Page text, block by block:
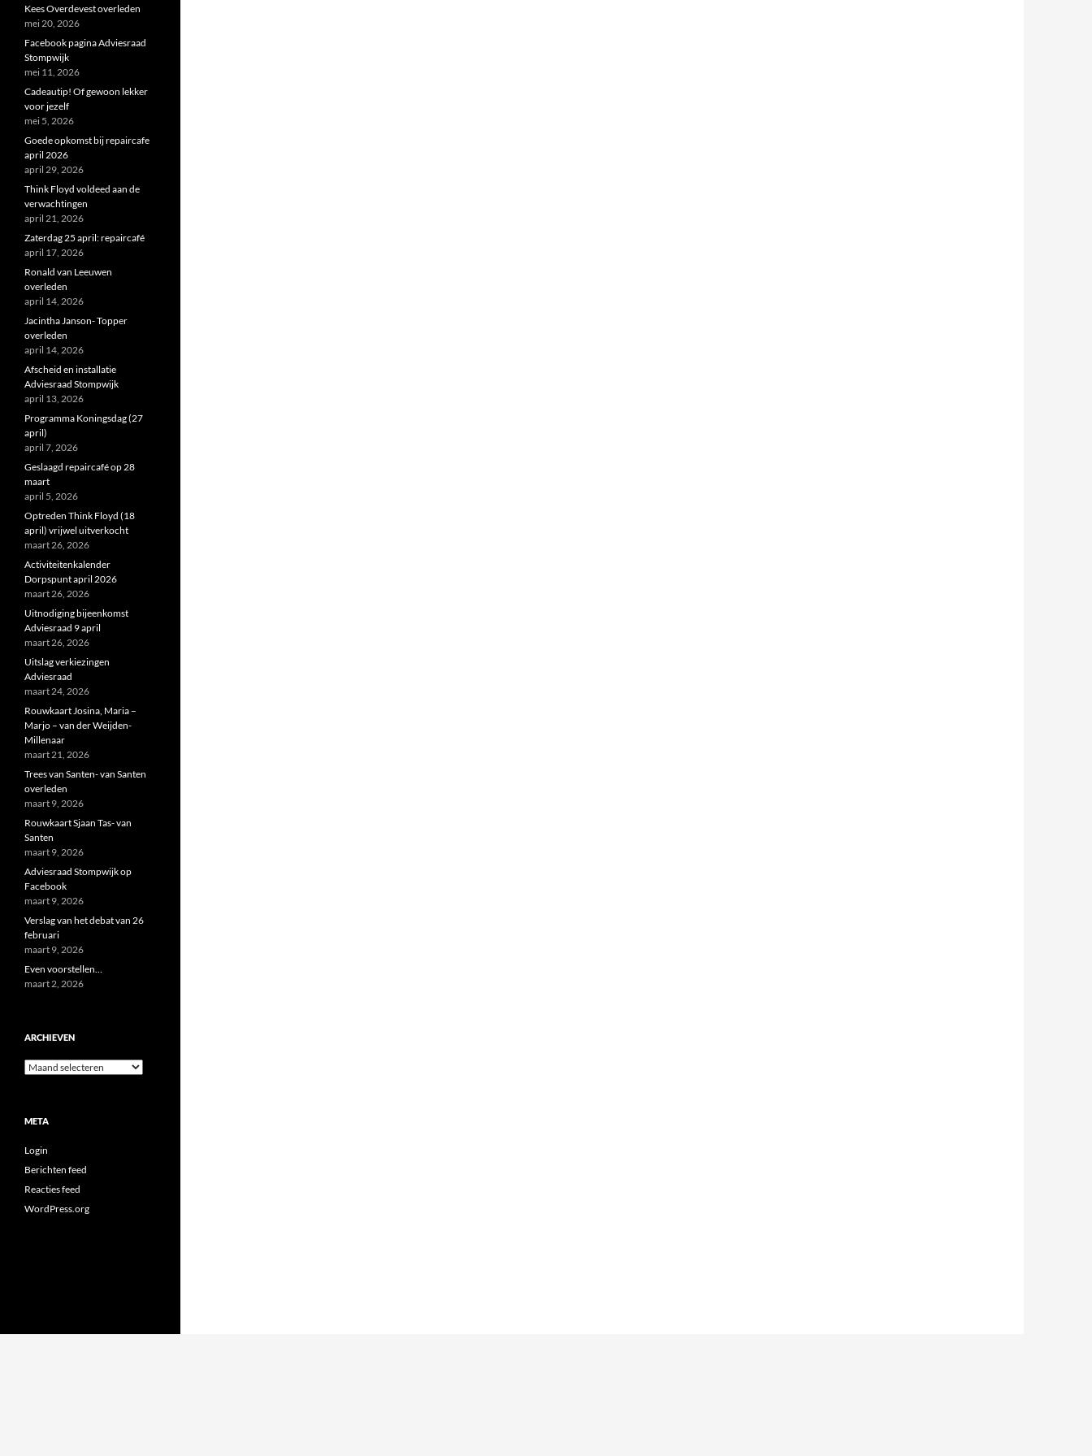
Kees Overdevest overleden
mei 20, 2026
Facebook pagina Adviesraad
Stompwijk
mei 11, 2026
Cadeautip! Of gewoon lekker
voor jezelf
mei 5, 2026
Goede opkomst bij repaircafe
april 2026
april 29, 2026
Think Floyd voldeed aan de
verwachtingen
april 21, 2026
Zaterdag 25 april: repaircafé
april 17, 2026
Ronald van Leeuwen
overleden
april 14, 2026
Jacintha Janson- Topper
overleden
april 14, 2026
Afscheid en installatie
Adviesraad Stompwijk
april 13, 2026
Programma Koningsdag (27
april)
april 7, 2026
Geslaagd repaircafé op 28
maart
april 5, 2026
Optreden Think Floyd (18
april) vrijwel uitverkocht
maart 26, 2026
Activiteitenkalender
Dorpspunt april 2026
maart 26, 2026
Uitnodiging bijeenkomst
Adviesraad 9 april
maart 26, 2026
Uitslag verkiezingen
Adviesraad
maart 24, 2026
Rouwkaart Josina, Maria –
Marjo – van der Weijden-
Millenaar
maart 21, 2026
Trees van Santen- van Santen
overleden
maart 9, 2026
Rouwkaart Sjaan Tas- van
Santen
maart 9, 2026
Adviesraad Stompwijk op
Facebook
maart 9, 2026
Verslag van het debat van 26
februari
maart 9, 2026
Even voorstellen…
maart 2, 2026
ARCHIEVEN
Archieven
META
Login
Berichten feed
Reacties feed
WordPress.org